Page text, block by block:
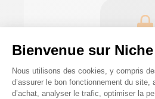
Bienvenue sur
Plateforme de
Nous utilisons des cookies, y compris
d’assurer le bon fonctionnement du site,
d’achat, analyser le trafic, optimiser la
Paiements sécurisés